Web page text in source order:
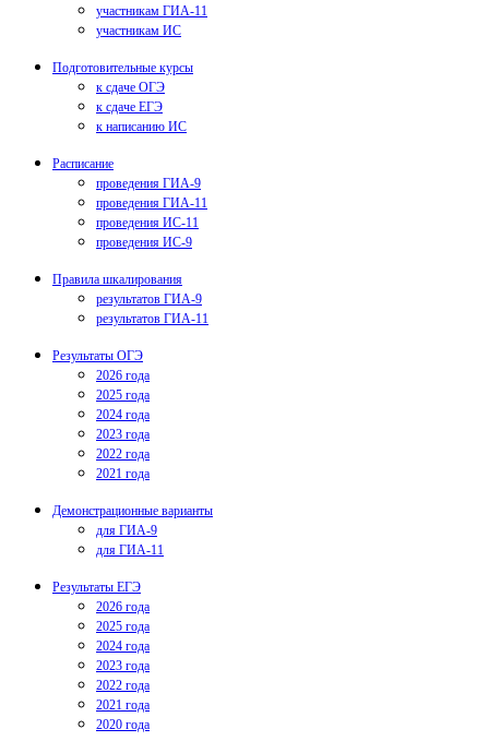
участникам ГИА-11
участникам ИС
Подготовительные курсы
к сдаче ОГЭ
к сдаче ЕГЭ
к написанию ИС
Расписание
проведения ГИА-9
проведения ГИА-11
проведения ИС-11
проведения ИС-9
Правила шкалирования
результатов ГИА-9
результатов ГИА-11
Результаты ОГЭ
2026 года
2025 года
2024 года
2023 года
2022 года
2021 года
Демонстрационные варианты
для ГИА-9
для ГИА-11
Результаты ЕГЭ
2026 года
2025 года
2024 года
2023 года
2022 года
2021 года
2020 года